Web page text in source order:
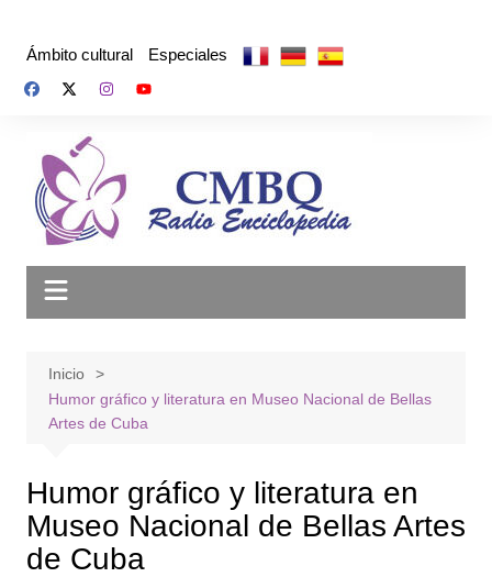
Ámbito cultural Especiales
Inicio
Humor gráfico y literatura en Museo Nacional de Bellas
Artes de Cuba
Humor gráfico y literatura en
Museo Nacional de Bellas Artes
de Cuba